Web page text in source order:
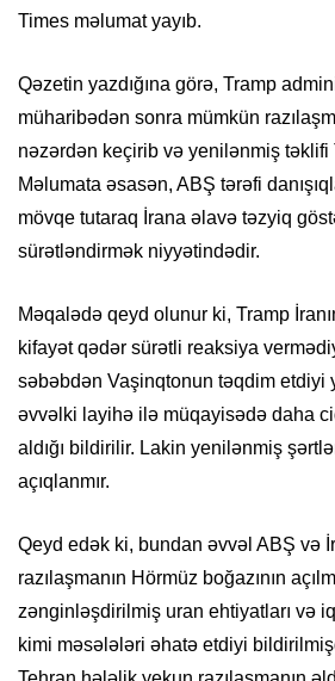
Times məlumat yayıb.
Qəzetin yazdığına görə, Tramp
müharibədən sonra mümkün
nəzərdən keçirib və yenilənmiş təklifi
Məlumata əsasən, ABŞ tərəfi
mövqe tutaraq İrana əlavə təzyiq
sürətləndirmək niyyətindədir.
Məqalədə qeyd olunur ki, Tramp
kifayət qədər sürətli reaksiya
səbəbdən Vaşinqtonun təqdim etdiyi
əvvəlki layihə ilə müqayisədə daha
aldığı bildirilir. Lakin yenilənmiş
açıqlanmır.
Qeyd edək ki, bundan əvvəl ABŞ və
razılaşmanın Hörmüz boğazının
zənginləşdirilmiş uran ehtiyatları və
kimi məsələləri əhatə etdiyi